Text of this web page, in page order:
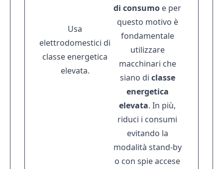
Usa
elettrodomestici di
classe energetica
elevata.
di consumo e per
questo motivo è
fondamentale
utilizzare
macchinari che
siano di classe
energetica
elevata. In più,
riduci i consumi
evitando la
modalità stand-by
o con spie accese